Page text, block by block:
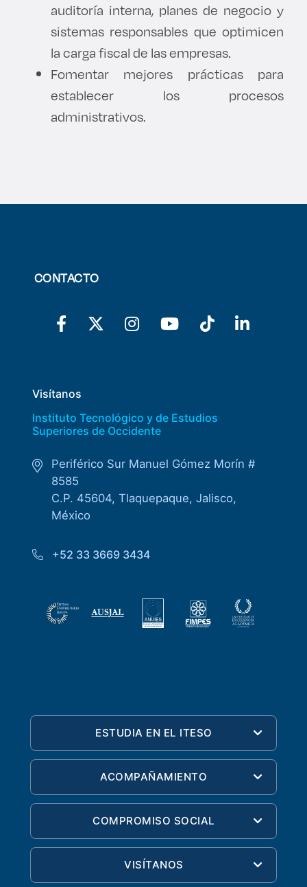
auditoría interna, planes de negocio y
sistemas responsables que optimicen
la carga fiscal de las empresas.
Fomentar mejores prácticas para
establecer los procesos
administrativos.
CONTACTO
Visítanos
Instituto Tecnológico y de Estudios
Superiores de Occidente
Periférico Sur Manuel Gómez Morín #
8585
C.P. 45604, Tlaquepaque, Jalisco,
México
+52 33 3669 3434
ESTUDIA EN EL ITESO
ACOMPAÑAMIENTO
COMPROMISO SOCIAL
VISÍTANOS